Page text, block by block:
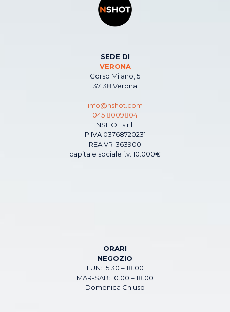
SEDE DI
VERONA
Corso Milano, 5
37138 Verona
info@nshot.com
045 8009804
NSHOT s.r.l.
P.IVA 03768720231
REA VR-363900
capitale sociale i.v. 10.000€
ORARI
NEGOZIO
LUN: 15.30 – 18.00
MAR-SAB: 10.00 – 18.00
Domenica Chiuso